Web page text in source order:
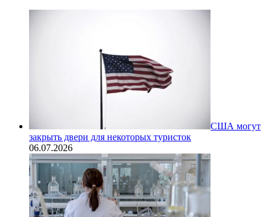
США могут
закрыть двери для некоторых туристок
06.07.2026